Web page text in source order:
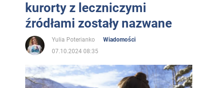
kurorty z leczniczymi
źródłami zostały nazwane
Yulia Poterianko
Wiadomości
07.10.2024 08:35